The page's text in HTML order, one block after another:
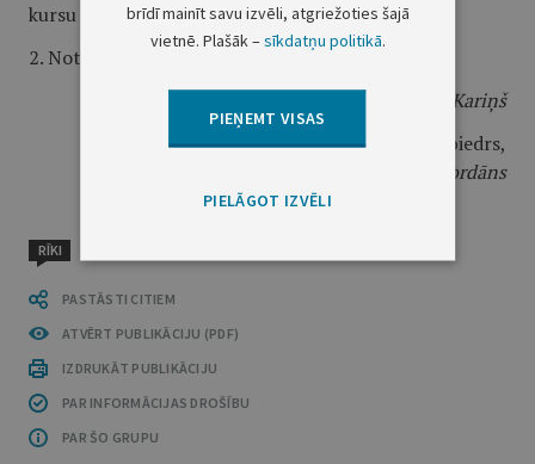
kursu vardarbīgas uzvedības mazināšanai".
2. Noteikumi stājas spēkā 2021. gada 1. jūlijā.
Ministru prezidents
A. K. Kariņš
Ministru prezidenta biedrs,
J. Bordāns
RĪKI
PASTĀSTI CITIEM
ATVĒRT PUBLIKĀCIJU (PDF)
IZDRUKĀT PUBLIKĀCIJU
PAR INFORMĀCIJAS DROŠĪBU
PAR ŠO GRUPU
brīdī mainīt savu izvēli, atgriežoties šajā
vietnē. Plašāk –sīkdatņu politikā.
PIEŅEMT VISAS
PIELĀGOT IZVĒLI